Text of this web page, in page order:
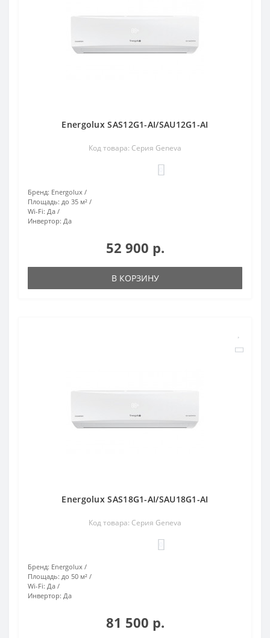
Energolux SAS12G1-AI/SAU12G1-AI
Код товара: Серия Geneva
Бренд: Energolux
Площадь: до 35 м²
Wi-Fi: Да
Инвертор: Да
52 900 р.
В КОРЗИНУ
Energolux SAS18G1-AI/SAU18G1-AI
Код товара: Серия Geneva
Бренд: Energolux
Площадь: до 50 м²
Wi-Fi: Да
Инвертор: Да
81 500 р.